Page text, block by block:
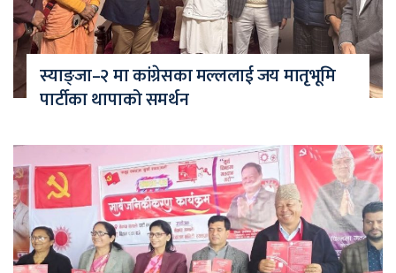
स्याङ्जा–२ मा कांग्रेसका मल्ललाई जय मातृभूमि
पार्टीका थापाको समर्थन